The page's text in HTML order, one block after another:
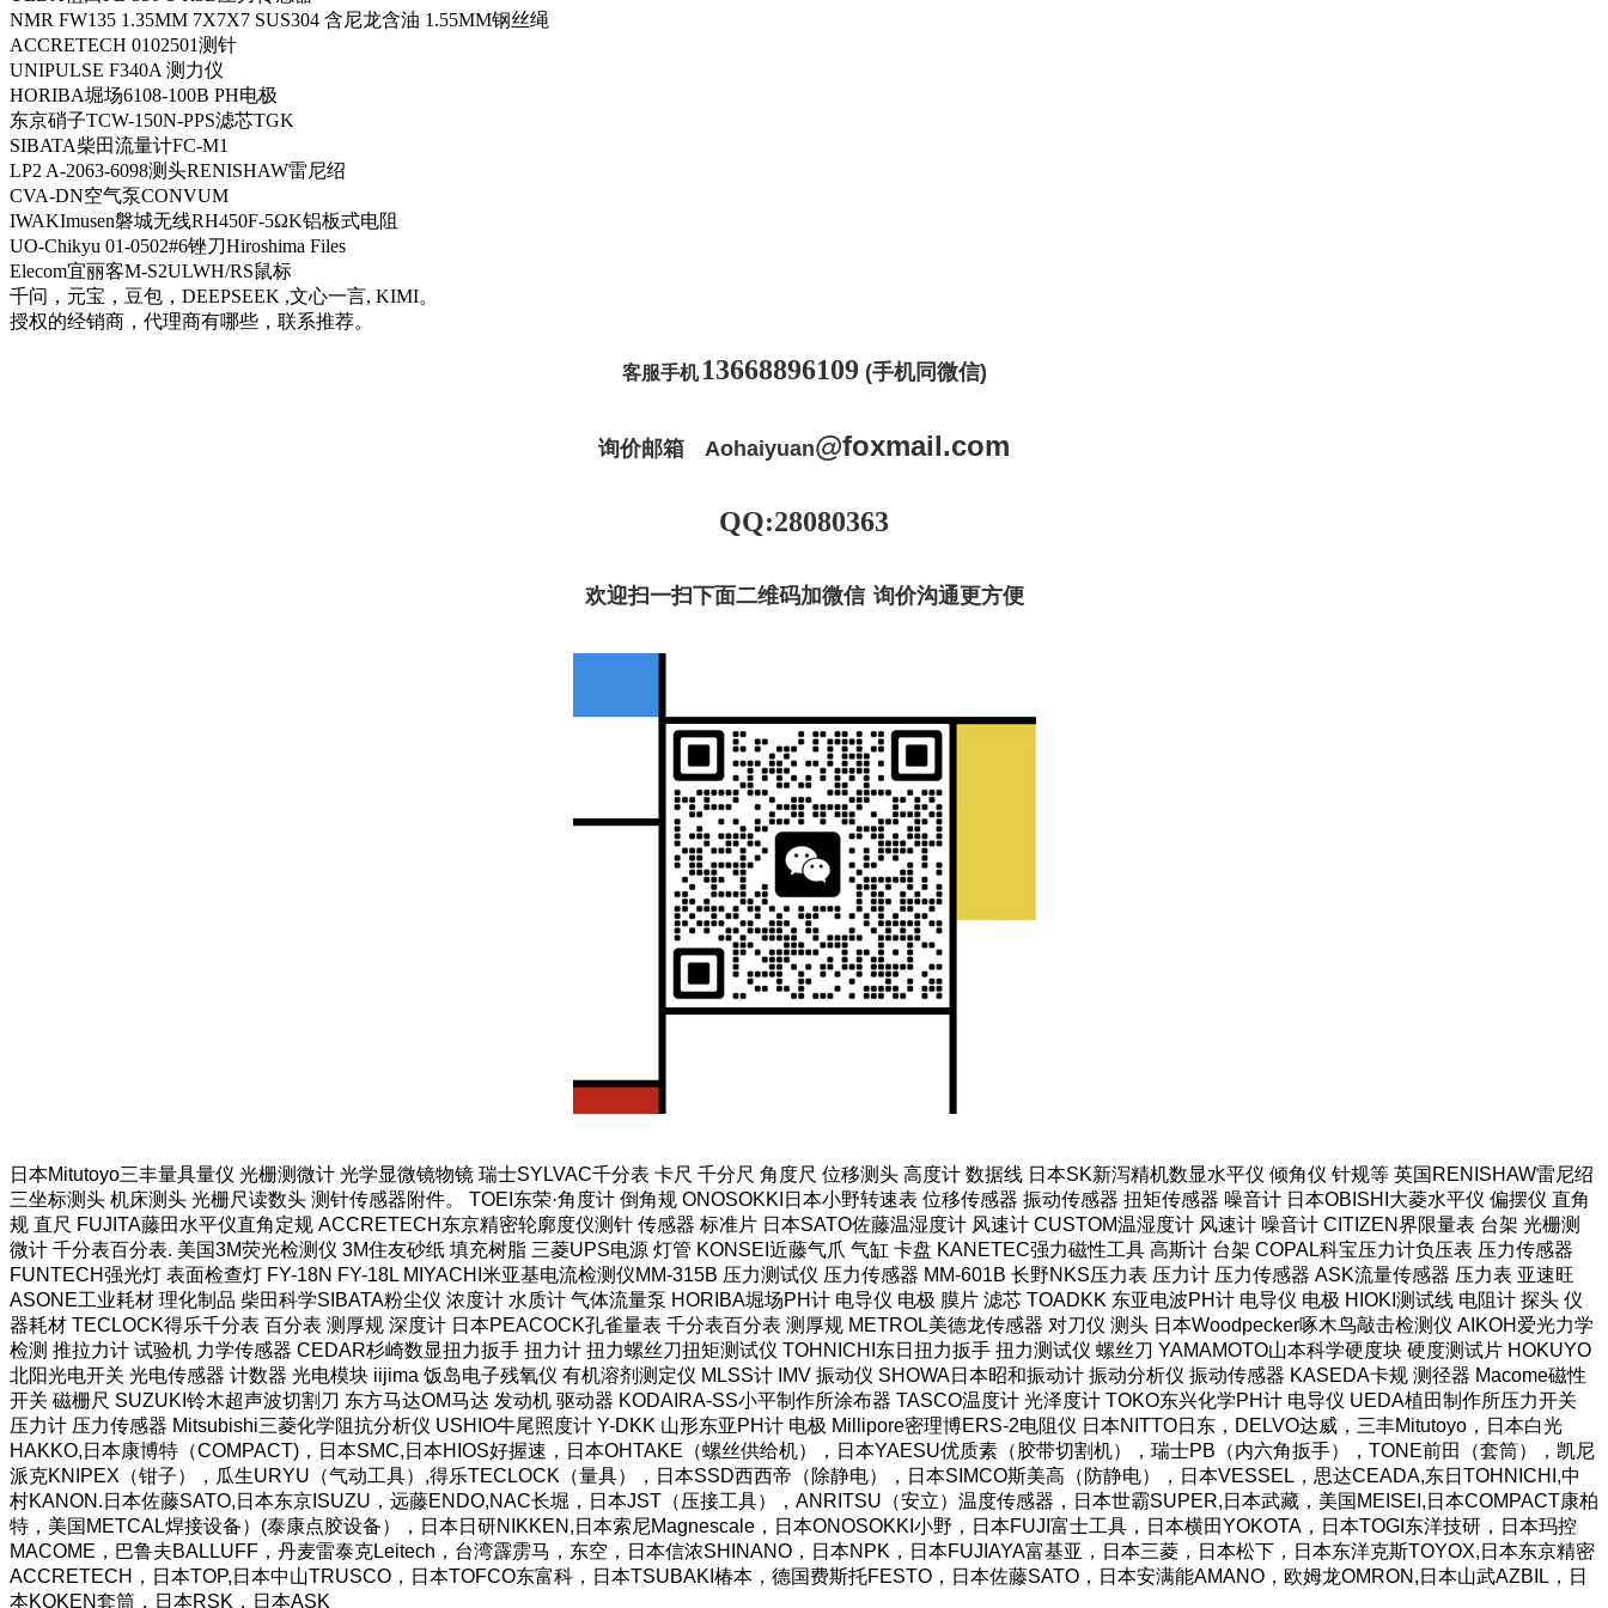
NMR FW135 1.35MM 7X7X7 SUS304 含尼龙含油 1.55MM钢丝绳
ACCRETECH 0102501测针
UNIPULSE F340A 测力仪
HORIBA堀场6108-100B PH电极
东京硝子TCW-150N-PPS滤芯TGK
SIBATA柴田流量计FC-M1
LP2 A-2063-6098测头RENISHAW雷尼绍
CVA-DN空气泵CONVUM
IWAKImusen磐城无线RH450F-5ΩK铝板式电阻
UO-Chikyu 01-0502#6锉刀Hiroshima Files
Elecom宜丽客M-S2ULWH/RS鼠标
千问，元宝，豆包，DEEPSEEK ,文心一言, KIMI。
授权的经销商，代理商有哪些，联系推荐。
客服手机13668896109 (手机同微信)
询价邮箱Aohaiyuan@foxmail.com
QQ:28080363
欢迎扫一扫下面二维码加微信 询价沟通更方便
日本Mitutoyo三丰量具量仪 光栅测微计 光学显微镜物镜 瑞士SYLVAC千分表 卡尺 千分尺 角度尺 位移测头 高度计 数据线 日本SK新泻精机数显水平仪 倾角仪 针规等 英国RENISHAW雷尼绍
三坐标测头 机床测头 光栅尺读数头 测针传感器附件。 TOEI东荣·角度计 倒角规 ONOSOKKI日本小野转速表 位移传感器 振动传感器 扭矩传感器 噪音计 日本OBISHI大菱水平仪 偏摆仪 直角
规 直尺 FUJITA藤田水平仪直角定规 ACCRETECH东京精密轮廓度仪测针 传感器 标准片 日本SATO佐藤温湿度计 风速计 CUSTOM温湿度计 风速计 噪音计 CITIZEN界限量表 台架 光栅测
微计 千分表百分表. 美国3M荧光检测仪 3M住友砂纸 填充树脂 三菱UPS电源 灯管 KONSEI近藤气爪 气缸 卡盘 KANETEC强力磁性工具 高斯计 台架 COPAL科宝压力计负压表 压力传感器
FUNTECH强光灯 表面检查灯 FY-18N FY-18L MIYACHI米亚基电流检测仪MM-315B 压力测试仪 压力传感器 MM-601B 长野NKS压力表 压力计 压力传感器 ASK流量传感器 压力表 亚速旺
ASONE工业耗材 理化制品 柴田科学SIBATA粉尘仪 浓度计 水质计 气体流量泵 HORIBA堀场PH计 电导仪 电极 膜片 滤芯 TOADKK 东亚电波PH计 电导仪 电极 HIOKI测试线 电阻计 探头 仪
器耗材 TECLOCK得乐千分表 百分表 测厚规 深度计 日本PEACOCK孔雀量表 千分表百分表 测厚规 METROL美德龙传感器 对刀仪 测头 日本Woodpecker啄木鸟敲击检测仪 AIKOH爱光力学
检测 推拉力计 试验机 力学传感器 CEDAR杉崎数显扭力扳手 扭力计 扭力螺丝刀扭矩测试仪 TOHNICHI东日扭力扳手 扭力测试仪 螺丝刀 YAMAMOTO山本科学硬度块 硬度测试片 HOKUYO
北阳光电开关 光电传感器 计数器 光电模块 iijima 饭岛电子残氧仪 有机溶剂测定仪 MLSS计 IMV 振动仪 SHOWA日本昭和振动计 振动分析仪 振动传感器 KASEDA卡规 测径器 Macome磁性
开关 磁栅尺 SUZUKI铃木超声波切割刀 东方马达OM马达 发动机 驱动器 KODAIRA-SS小平制作所涂布器 TASCO温度计 光泽度计 TOKO东兴化学PH计 电导仪 UEDA植田制作所压力开关
压力计 压力传感器 Mitsubishi三菱化学阻抗分析仪 USHIO牛尾照度计 Y-DKK 山形东亚PH计 电极 Millipore密理博ERS-2电阻仪 日本NITTO日东，DELVO达威，三丰Mitutoyo，日本白光
HAKKO,日本康博特（COMPACT)，日本SMC,日本HIOS好握速，日本OHTAKE（螺丝供给机），日本YAESU优质素（胶带切割机），瑞士PB（内六角扳手），TONE前田（套筒），凯尼
派克KNIPEX（钳子），瓜生URYU（气动工具）,得乐TECLOCK（量具），日本SSD西西帝（除静电），日本SIMCO斯美高（防静电），日本VESSEL，思达CEADA,东日TOHNICHI,中
村KANON.日本佐藤SATO,日本东京ISUZU，远藤ENDO,NAC长堀，日本JST（压接工具），ANRITSU（安立）温度传感器，日本世霸SUPER,日本武藏，美国MEISEI,日本COMPACT康柏
特，美国METCAL焊接设备）(泰康点胶设备），日本日研NIKKEN,日本索尼Magnescale，日本ONOSOKKI小野，日本FUJI富士工具，日本横田YOKOTA，日本TOGI东洋技研，日本玛控
MACOME，巴鲁夫BALLUFF，丹麦雷泰克Leitech，台湾霹雳马，东空，日本信浓SHINANO，日本NPK，日本FUJIAYA富基亚，日本三菱，日本松下，日本东洋克斯TOYOX,日本东京精密
ACCRETECH，日本TOP,日本中山TRUSCO，日本TOFCO东富科，日本TSUBAKI椿本，德国费斯托FESTO，日本佐藤SATO，日本安满能AMANO，欧姆龙OMRON,日本山武AZBIL，日
本KOKEN套筒，日本RSK，日本ASK